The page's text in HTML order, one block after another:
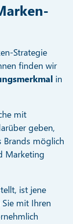
Strategie
finden wir
in
mit
geben,
Brands möglich
Marketing
ist jene
mit Ihren